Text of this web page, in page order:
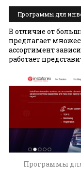
Программы для
В отличие от
предлагает
ассортимент
работает
Программы